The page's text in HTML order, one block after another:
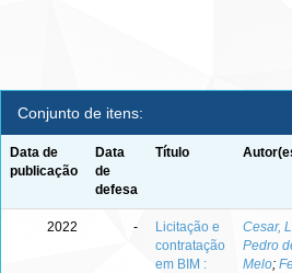
Conjunto de itens:
Data de
publicação
Data
de
defesa
Título
2022 -
Licitação e
contratação
em BIM :
Cesar,
Pedro
Melo;